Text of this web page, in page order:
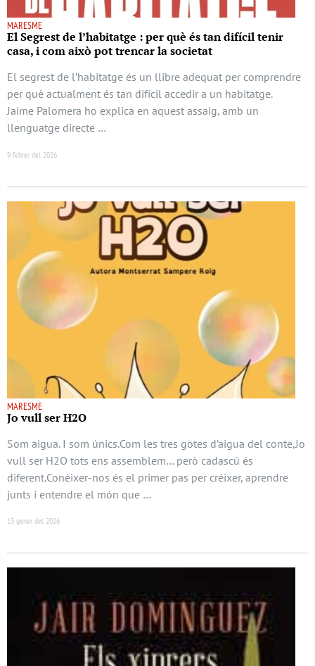
MARESME
El Segrest de l’habitatge : per què és tan difícil tenir
casa, i com això pot trencar la societat
El segrest de l’habitatge és un llibre adequat per comprendre
per què actualment és tan difícil accedir a un habitatge.
Jaime Palomera ho explica en aquest assaig, amb un
llenguatge directe …
9 febrer del 2026
MARESME
Jo vull ser H2O
Som aigua. I som únics.Com les tres gotes d’aigua del conte,Jo
vull ser H2O tots ens assemblem… però cadascú és
diferent.Conèixer-nos és el primer pas per créixer, aprendre
junts i entendre el món que …
13 gener del 2026